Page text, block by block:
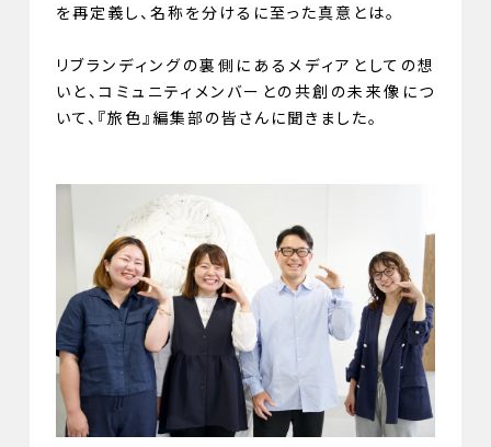
を再定義し、名称を分けるに至った真意とは。
リブランディングの裏側にあるメディアとしての想
いと、コミュニティメンバーとの共創の未来像につ
いて、『旅色』編集部の皆さんに聞きました。